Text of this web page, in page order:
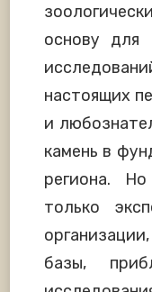
основу для
настоящих
и
камень в
региона.
только
базы,